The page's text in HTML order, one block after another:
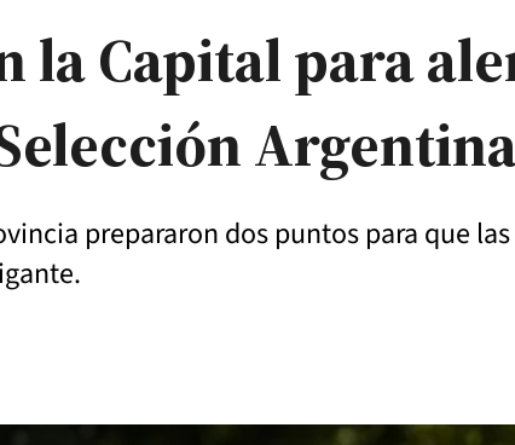
la Capital para
prepararon dos puntos para que